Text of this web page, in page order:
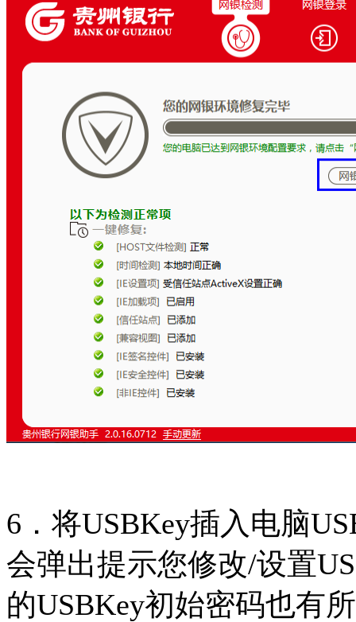
6．将USBKey插入电脑
会弹出提示您修改/设置
的USBKey初始密码也有